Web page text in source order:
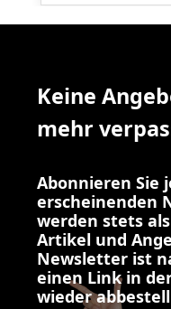
Keine
mehr
Abonnieren Sie
erscheinenden
werden stets
Artikel und
Newsletter ist
einen Link in
wieder